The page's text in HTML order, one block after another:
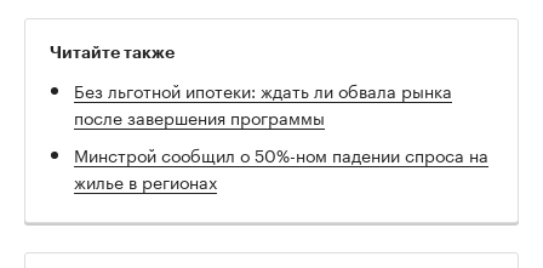
Читайте также
Без льготной ипотеки: ждать ли обвала рынка
после завершения программы
Минстрой сообщил о 50%-ном падении спроса на
жилье в регионах